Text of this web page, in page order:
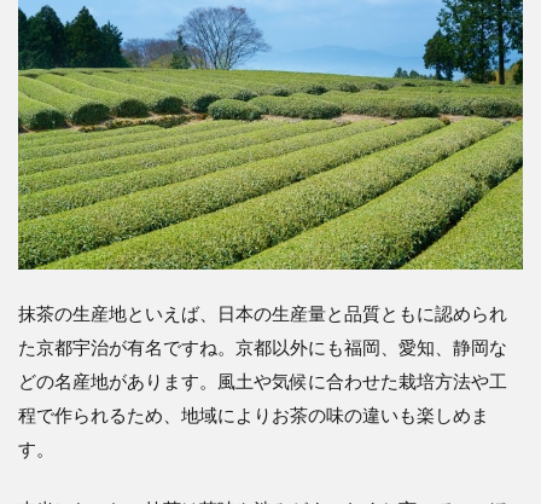
抹茶の生産地といえば、日本の生産量と品質ともに認められ
た京都宇治が有名ですね。京都以外にも福岡、愛知、静岡な
どの名産地があります。風土や気候に合わせた栽培方法や工
程で作られるため、地域によりお茶の味の違いも楽しめま
す。